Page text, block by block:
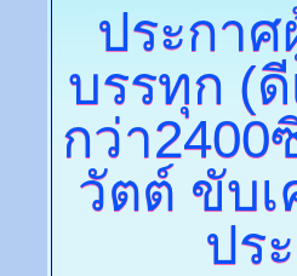
ประกา
บรรทุก (
กว่า2400
วัตต์ ขับ
ปร